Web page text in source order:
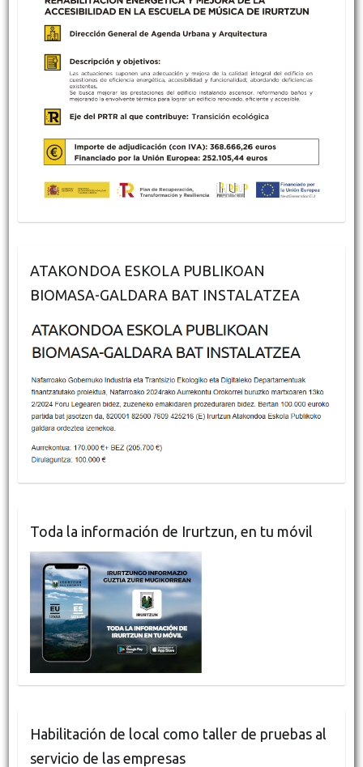
ATAKONDOA ESKOLA PUBLIKOAN
BIOMASA-GALDARA BAT INSTALATZEA
Toda la información de Irurtzun, en tu móvil
Habilitación de local como taller de pruebas al
servicio de las empresas